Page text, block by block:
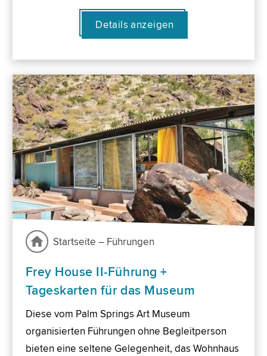
Details anzeigen
Startseite – Führungen
Frey House II-Führung +
Tageskarten für das Museum
Diese vom Palm Springs Art Museum
organisierten Führungen ohne Begleitperson
bieten eine seltene Gelegenheit, das Wohnhaus